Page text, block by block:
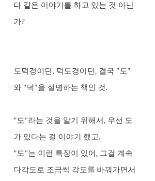
다 같은 이야기를 하고 있는 것 아닌
가?
도덕경이던, 덕도경이던, 결국 "도"
와 "덕"을 설명하는 책인 것.
"도"라는 것을 알기 위해서, 우선 도
가 있다는 걸 이야기 했고,
"도"는 이런 특징이 있어, 그걸 계속
다각도로 조금씩 각도를 바꿔가면서